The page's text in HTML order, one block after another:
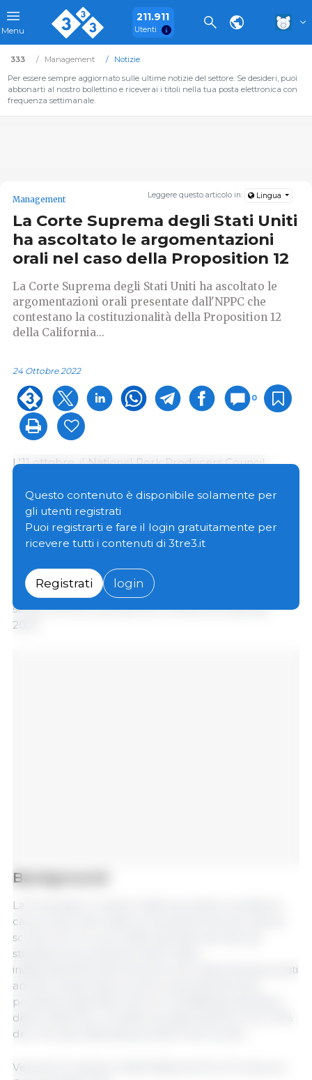
Menu
211.911
Utenti
333 Management
Notizie
Per essere sempre aggiornato sulle ultime notizie del settore. Se desideri, puoi
abbonarti al nostro bollettino e riceverai i titoli nella tua posta elettronica con
frequenza settimanale.
Leggere questo articolo in: Lingua
Management
La Corte Suprema degli Stati Uniti
ha ascoltato le argomentazioni
orali nel caso della Proposition 12
La Corte Suprema degli Stati Uniti ha ascoltato le
argomentazioni orali presentate dall'NPPC che
contestano la costituzionalità della Proposition 12
della California...
24 Ottobre 2022
0
L'11 ottobre, il National Pork Producers Council
presentato argomentazioni orali su NPPC v. Ross
davanti alla Corte Suprema degli Stati Uniti
contestando la costituzionalità della Proposition 12
della California.
Il caso potrebbe tornare a un tribunale di grado
inferiore per un ulteriore esame. I progetti di parere
scritti non sono previsti fino a metà-fine febbraio
2023.
Background:
La Proposition 12 della California vieta la vendita di
carne suina nello stato proveniente da suini nati da
scrofe che non sono state allevate secondo gli
standard di produzione dello stato,
indipendentemente da dove sono stati allevati questi
animali. Quasi tutta la carne suina attualmente
prodotta negli Stati Uniti non soddisfa gli standard
della California. La California rappresenta circa il 15%
del mercato statunitense della carne suina....
Venerdì 14 ottobre, 2022/ National Pork Producers
Questo contenuto è disponibile solamente per
gli utenti registrati
Puoi registrarti e fare il login gratuitamente per
ricevere tutti i contenuti di 3tre3.it
Registrati login